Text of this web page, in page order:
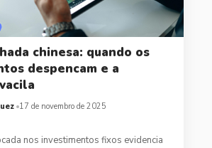
chinesa: quando os
despencam e a
17 de novembro de 2025
nos investimentos fixos evidencia